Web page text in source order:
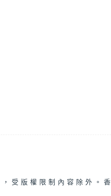
受版權限制內容除外。香